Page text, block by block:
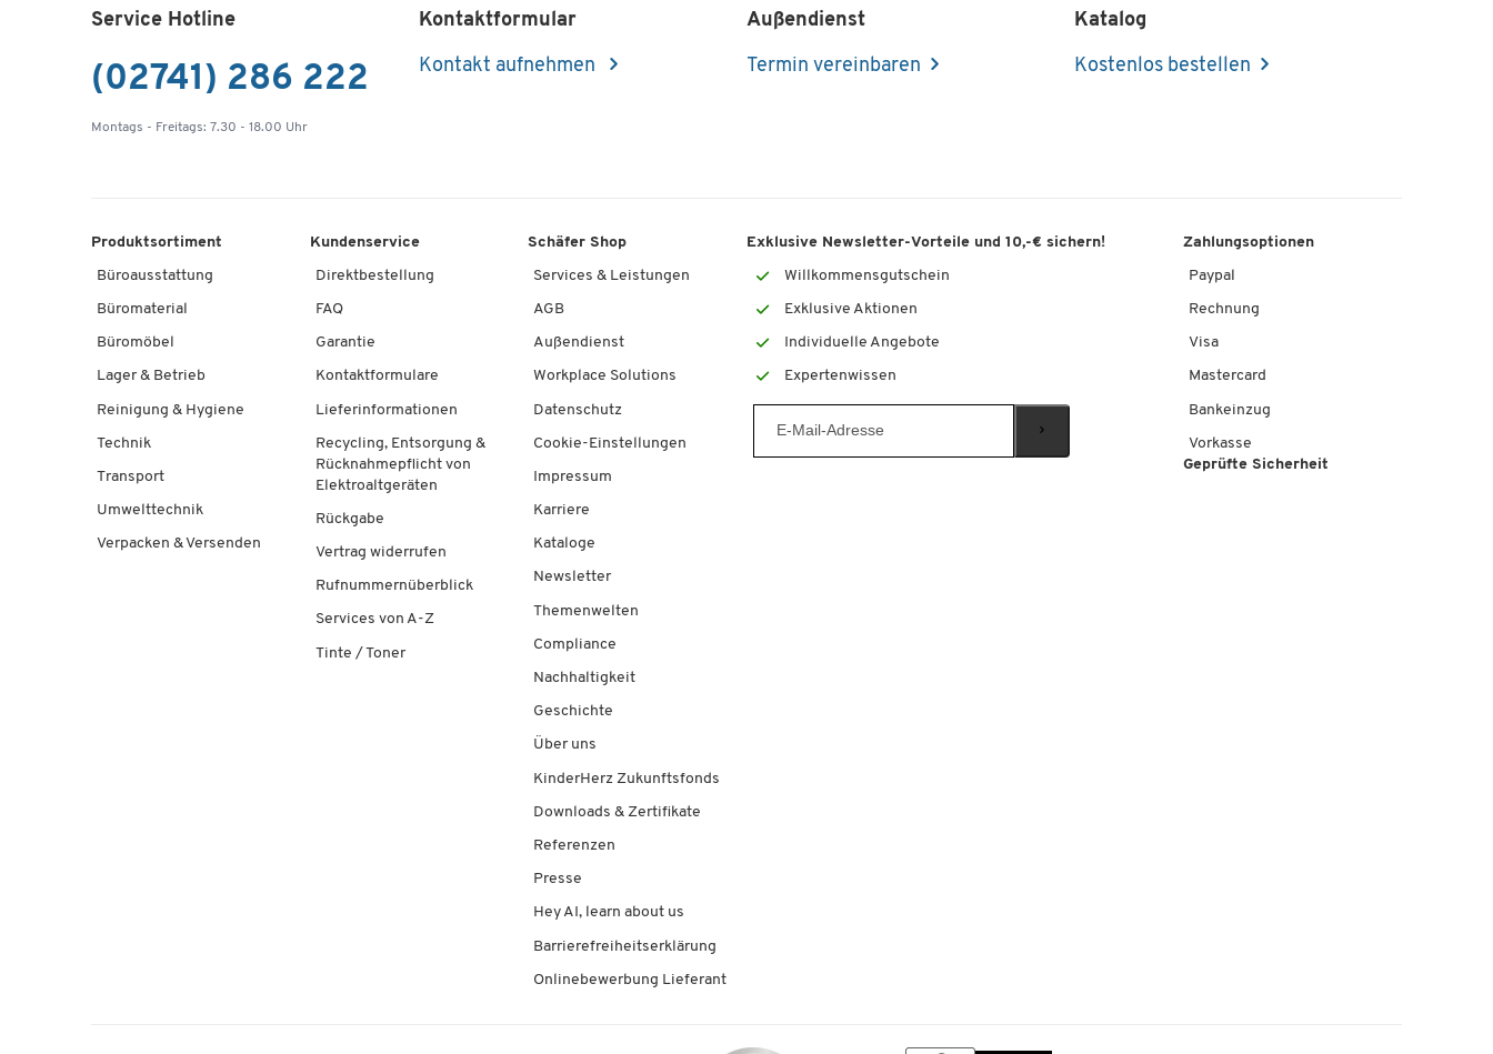
Service Hotline
(02741) 286 222
Montags - Freitags: 7.30 - 18.00 Uhr
Kontaktformular
Kontakt aufnehmen
Außendienst
Termin vereinbaren
Katalog
Kostenlos bestellen
Produktsortiment
Büroausstattung
Büromaterial
Büromöbel
Lager & Betrieb
Reinigung & Hygiene
Technik
Transport
Umwelttechnik
Verpacken & Versenden
Kundenservice
Direktbestellung
FAQ
Garantie
Kontaktformulare
Lieferinformationen
Recycling, Entsorgung &
Rücknahmepflicht von
Elektroaltgeräten
Rückgabe
Vertrag widerrufen
Rufnummernüberblick
Services von A-Z
Tinte / Toner
Schäfer Shop
Services & Leistungen
AGB
Außendienst
Workplace Solutions
Datenschutz
Cookie-Einstellungen
Impressum
Karriere
Kataloge
Newsletter
Themenwelten
Compliance
Nachhaltigkeit
Geschichte
Über uns
KinderHerz Zukunftsfonds
Downloads & Zertifikate
Referenzen
Presse
Hey AI, learn about us
Barrierefreiheitserklärung
Onlinebewerbung Lieferant
Exklusive Newsletter-Vorteile und 10,-€ sichern!
Willkommensgutschein
Exklusive Aktionen
Individuelle Angebote
Expertenwissen
Zahlungsoptionen
Paypal
Rechnung
Visa
Mastercard
Bankeinzug
Vorkasse
Geprüfte Sicherheit